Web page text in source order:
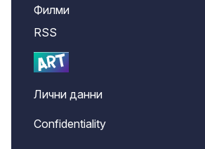
Филми
RSS
Лични данни
Confidentiality